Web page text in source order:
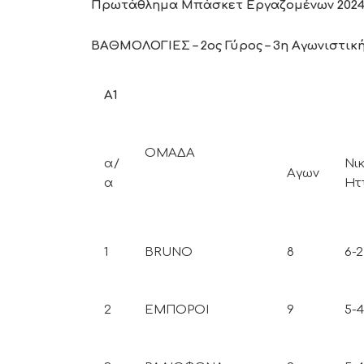
Πρωτάθλημα Μπάσκετ Εργαζομένων
ΒΑΘΜΟΛΟΓΙΕΣ – 2ος Γύρος – 3η
Α1
α/
α
ΟΜΑΔΑ
Αγων
1 BRUNO 8 6-2
2 ΕΜΠΟΡΟΙ 9 5-4